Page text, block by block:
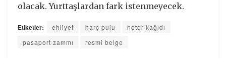
olacak. Yurttaşlardan fark istenmeyecek.
Etiketler: ehliyet harç pulu
noter kağıdı
pasaport zammı
resmi belge